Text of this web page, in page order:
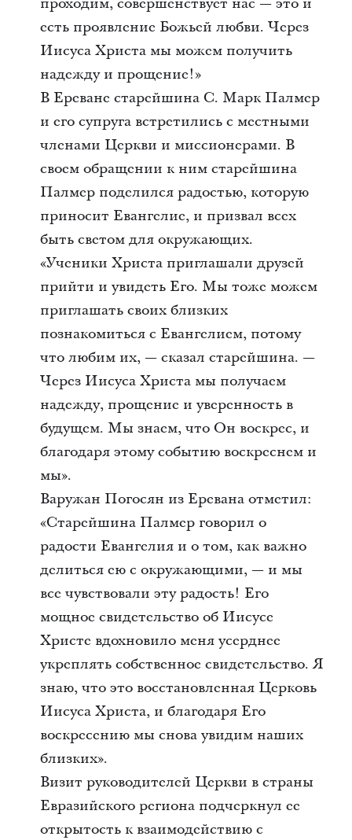
есть проявление Божьей любви. Через
Иисуса Христа мы можем получить
надежду и прощение!»
В Ереване старейшина С. Марк Палмер
и его супруга встретились с местными
членами Церкви и миссионерами. В
своем обращении к ним старейшина
Палмер поделился радостью, которую
приносит Евангелие, и призвал всех
быть светом для окружающих.
«Ученики Христа приглашали друзей
прийти и увидеть Его. Мы тоже можем
приглашать своих близких
познакомиться с Евангелием, потому
что любим их, — сказал старейшина. —
Через Иисуса Христа мы получаем
надежду, прощение и уверенность в
будущем. Мы знаем, что Он воскрес, и
благодаря этому событию воскреснем и
мы».
Варужан Погосян из Еревана отметил:
«Старейшина Палмер говорил о
радости Евангелия и о том, как важно
делиться ею с окружающими, — и мы
все чувствовали эту радость! Его
мощное свидетельство об Иисусе
Христе вдохновило меня усерднее
укреплять собственное свидетельство. Я
знаю, что это восстановленная Церковь
Иисуса Христа, и благодаря Его
воскресению мы снова увидим наших
близких».
Визит руководителей Церкви в страны
Евразийского региона подчеркнул ее
открытость к взаимодействию с